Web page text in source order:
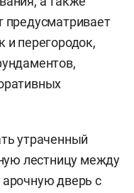
предусматривает
и перегородок,
утраченный
лестницу между
дверь с